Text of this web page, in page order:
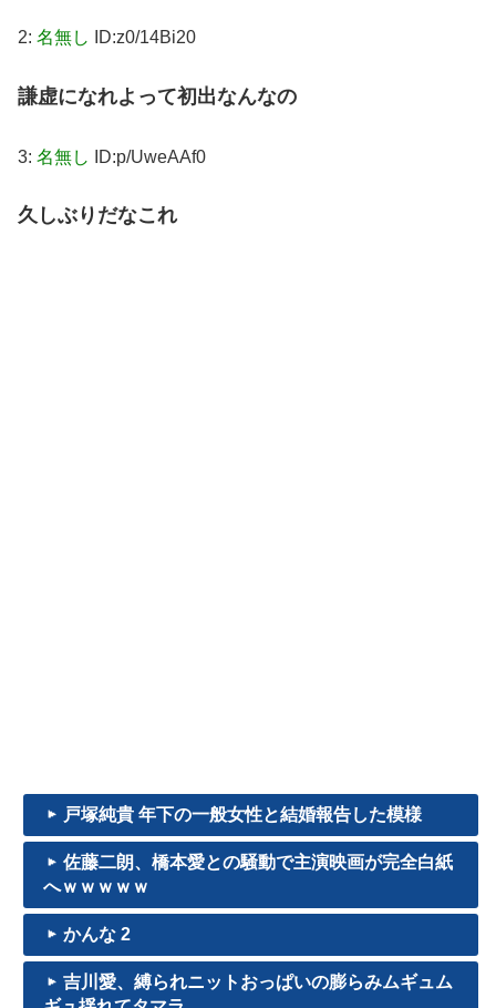
2: 名無し ID:z0/14Bi20
謙虚になれよって初出なんなの
3: 名無し ID:p/UweAAf0
久しぶりだなこれ
戸塚純貴 年下の一般女性と結婚報告した模様
佐藤二朗、橋本愛との騒動で主演映画が完全白紙
へｗｗｗｗｗ
かんな 2
吉川愛、縛られニットおっぱいの膨らみムギュム